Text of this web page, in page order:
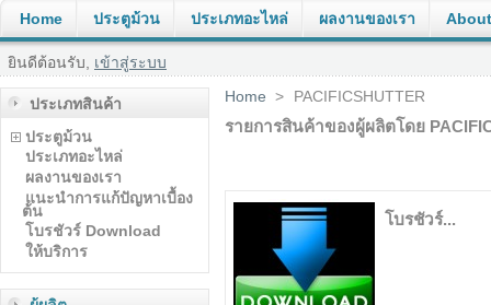
Home ประตูม้วน ประเภทอะไหล่ ผลงานของเรา
ยินดีต้อนรับ, เข้าสู่ระบบ
ประเภทสินค้า
ประตูม้วน
ประเภทอะไหล่
ผลงานของเรา
แนะนำการแก้ปัญหาเบื้อง
ต้น
โบรชัวร์ Download
ให้บริการ
Home > PACIFICSHUTTER
รายการสินค้าของผู้ผลิตโดย
โบรชัวร์...